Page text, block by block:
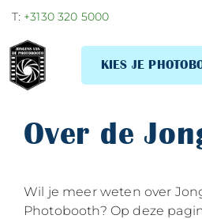
content
T: +3130 320 5000
KIES JE
Over de
Wil je meer weten over
Photobooth? Op deze